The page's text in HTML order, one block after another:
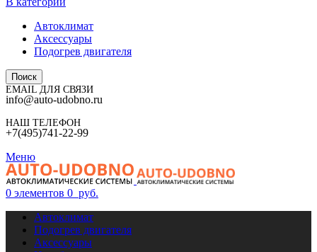
Автоклимат
Аксессуары
Подогрев двигателя
Поиск
EMAIL ДЛЯ СВЯЗИ
info@auto-udobno.ru
НАШ ТЕЛЕФОН
+7(495)741-22-99
Меню
0 элементов 0 руб.
Автоклимат
Подогрев двигателя
Аксессуары